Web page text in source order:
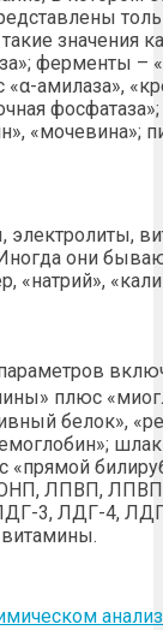
значения
ферменты –
амилаза»,
«мочевина»;
они
«натрий»,
плюс
белок»,
«прямой
ЛПВП,
3, ЛДГ-4,